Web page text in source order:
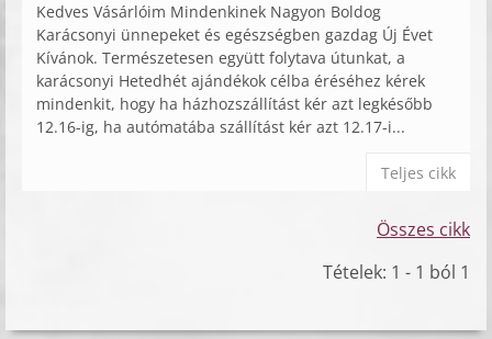
Kedves Vásárlóim Mindenkinek Nagyon Boldog
Karácsonyi ünnepeket és egészségben gazdag Új Évet
Kívánok. Természetesen együtt folytava útunkat, a
karácsonyi Hetedhét ajándékok célba éréséhez kérek
mindenkit, hogy ha házhozszállítást kér azt legkésőbb
12.16-ig, ha autómatába szállítást kér azt 12.17-i...
Teljes cikk
Összes cikk
Tételek: 1 - 1 ból 1